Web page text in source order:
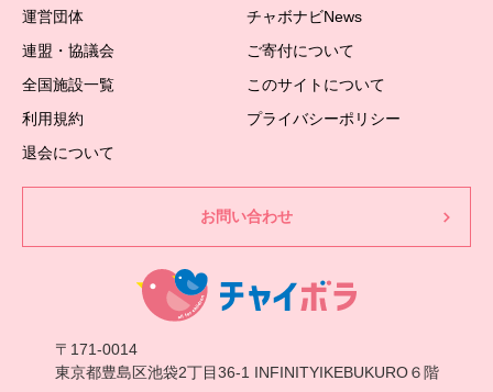
運営団体
チャボナビNews
連盟・協議会
ご寄付について
全国施設一覧
このサイトについて
利用規約
プライバシーポリシー
退会について
お問い合わせ
〒171-0014
東京都豊島区池袋2丁目36-1 INFINITYIKEBUKURO６階